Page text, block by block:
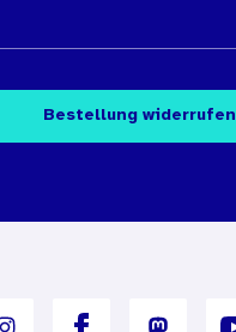
Bestellung widerrufen